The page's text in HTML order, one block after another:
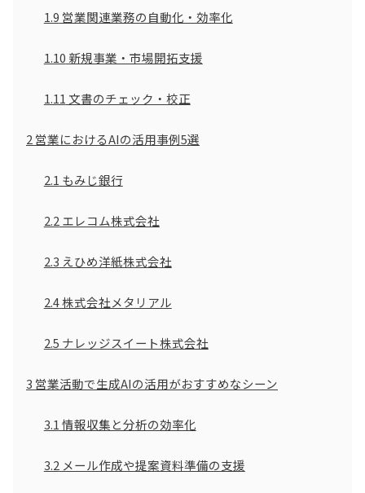
1.9 営業関連業務の自動化・効率化
1.10 新規事業・市場開拓支援
1.11 文書のチェック・校正
2 営業におけるAIの活用事例5選
2.1 もみじ銀行
2.2 エレコム株式会社
2.3 えひめ洋紙株式会社
2.4株式会社メタリアル
2.5 ナレッジスイート株式会社
3 営業活動で生成AIの活用がおすすめなシーン
3.1 情報収集と分析の効率化
3.2 メール作成や提案資料準備の支援